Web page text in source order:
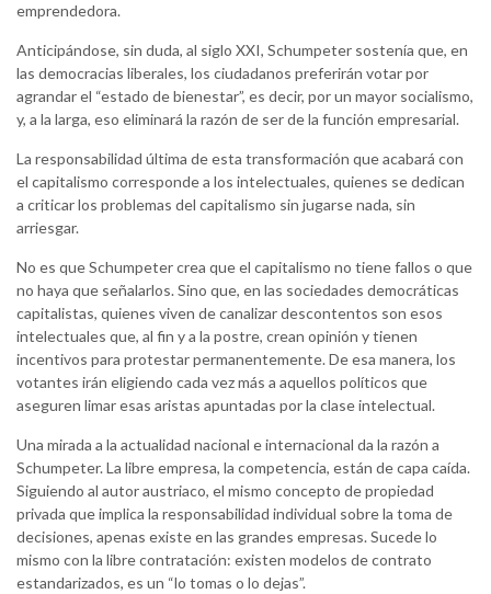
emprendedora.
Anticipándose, sin duda, al siglo XXI, Schumpeter sostenía que, en
las democracias liberales, los ciudadanos preferirán votar por
agrandar el “estado de bienestar”, es decir, por un mayor socialismo,
y, a la larga, eso eliminará la razón de ser de la función empresarial.
La responsabilidad última de esta transformación que acabará con
el capitalismo corresponde a los intelectuales, quienes se dedican
a criticar los problemas del capitalismo sin jugarse nada, sin
arriesgar.
No es que Schumpeter crea que el capitalismo no tiene fallos o que
no haya que señalarlos. Sino que, en las sociedades democráticas
capitalistas, quienes viven de canalizar descontentos son esos
intelectuales que, al fin y a la postre, crean opinión y tienen
incentivos para protestar permanentemente. De esa manera, los
votantes irán eligiendo cada vez más a aquellos políticos que
aseguren limar esas aristas apuntadas por la clase intelectual.
Una mirada a la actualidad nacional e internacional da la razón a
Schumpeter. La libre empresa, la competencia, están de capa caída.
Siguiendo al autor austriaco, el mismo concepto de propiedad
privada que implica la responsabilidad individual sobre la toma de
decisiones, apenas existe en las grandes empresas. Sucede lo
mismo con la libre contratación: existen modelos de contrato
estandarizados, es un “lo tomas o lo dejas”.